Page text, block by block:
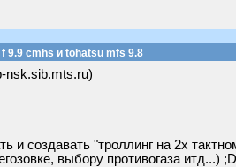
9.9 cmhs и tohatsu mfs 9.8
nsk.sib.mts.ru)
и создавать "троллинг на 2х
выбору противогаза итд...) ;D